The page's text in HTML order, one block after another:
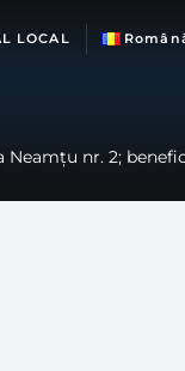
LOCAL
nr. 2;